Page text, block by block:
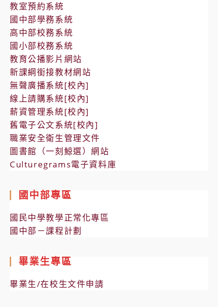
教室預約系統
國中部學務系統
高中部校務系統
國小部校務系統
教育公播影片網站
新課綱銜接教材網站
無聲廣播系統[校內]
線上請購系統[校內]
薪資管理系統[校內]
舊電子公文系統[校內]
職業安全衛生管理文件
圖書館（一刻鯨選）網站
Culturegrams電子資料庫
國中部專區
國民中學教學正常化專區
國中部－課程計劃
畢業生專區
畢業生/在校生文件申請